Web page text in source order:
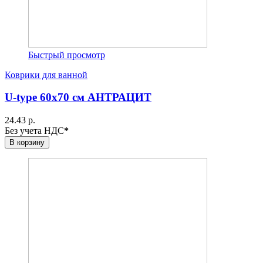
Быстрый просмотр
Коврики для ванной
U-type 60х70 см АНТРАЦИТ
24.43 р.
Без учета НДС*
В корзину